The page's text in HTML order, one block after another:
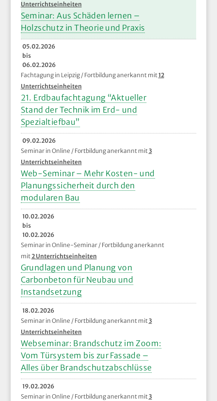
Unterrichtseinheiten
Seminar: Aus Schäden lernen –
Holzschutz in Theorie und Praxis
05.02.2026
bis
06.02.2026
Fachtagung in Leipzig / Fortbildung anerkannt mit12
Unterrichtseinheiten
21. Erdbaufachtagung “Aktueller
Stand der Technik im Erd- und
Spezialtiefbau”
09.02.2026
Seminar in Online / Fortbildung anerkannt mit3
Unterrichtseinheiten
Web-Seminar – Mehr Kosten- und
Planungssicherheit durch den
modularen Bau
10.02.2026
bis
10.02.2026
Seminar in Online-Seminar / Fortbildung anerkannt
mit2 Unterrichtseinheiten
Grundlagen und Planung von
Carbonbeton für Neubau und
Instandsetzung
18.02.2026
Seminar in Online / Fortbildung anerkannt mit3
Unterrichtseinheiten
Webseminar: Brandschutz im Zoom:
Vom Türsystem bis zur Fassade –
Alles über Brandschutzabschlüsse
19.02.2026
Seminar in Online / Fortbildung anerkannt mit3